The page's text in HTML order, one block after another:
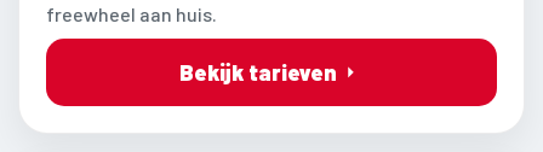
freewheel aan huis.
Bekijk tarieven